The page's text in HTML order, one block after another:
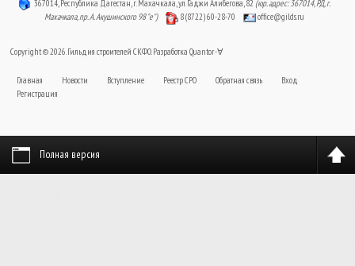
367014, Республика Дагестан, г. Махачкала, ул. Гаджи Алибегова, 82 (юр. адрес: 367014, РД, г.
Махачкала, пр. А. Акушинского 98 "е")
8 (8722) 60-28-70 office@gilds.ru
Copyright © 2026. Гильдия строителей СКФО. Разработка Quantor-∀
Главная Новости Вступление Реестр СРО Обратная связь
Вход
Регистрация
Полная версия